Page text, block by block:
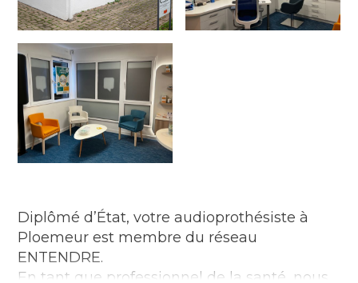
Diplômé d’État, votre audioprothésiste à
Ploemeur est membre du réseau
ENTENDRE.
En tant que professionnel de la santé, nous